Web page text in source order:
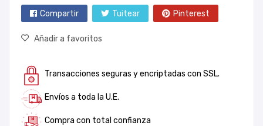
Compartir Tuitear Pinterest
Añadir a favoritos
Transacciones seguras y encriptadas con SSL.
Envíos a toda la U.E.
Compra con total confianza